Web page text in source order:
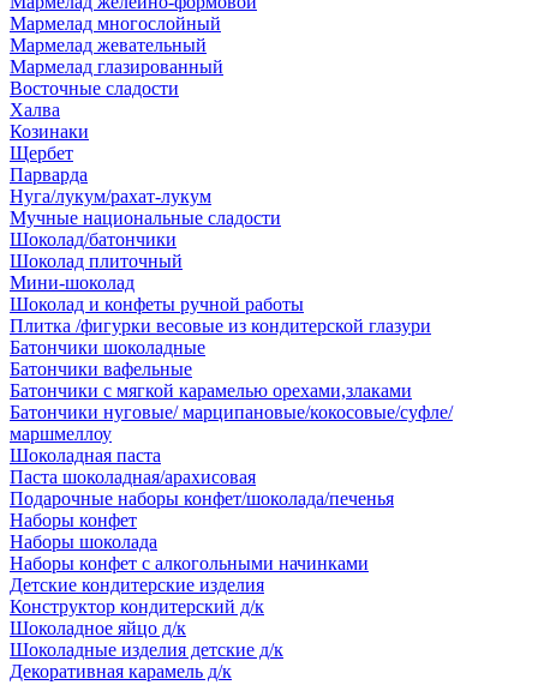
Мармелад многослойный
Мармелад жевательный
Мармелад глазированный
Восточные сладости
Халва
Козинаки
Щербет
Парварда
Нуга/лукум/рахат-лукум
Мучные национальные сладости
Шоколад/батончики
Шоколад плиточный
Мини-шоколад
Шоколад и конфеты ручной работы
Плитка /фигурки весовые из кондитерской глазури
Батончики шоколадные
Батончики вафельные
Батончики с мягкой карамелью орехами,злаками
Батончики нуговые/ марципановые/кокосовые/суфле/
маршмеллоу
Шоколадная паста
Паста шоколадная/арахисовая
Подарочные наборы конфет/шоколада/печенья
Наборы конфет
Наборы шоколада
Наборы конфет с алкогольными начинками
Детские кондитерские изделия
Конструктор кондитерский д/к
Шоколадное яйцо д/к
Шоколадные изделия детские д/к
Декоративная карамель д/к